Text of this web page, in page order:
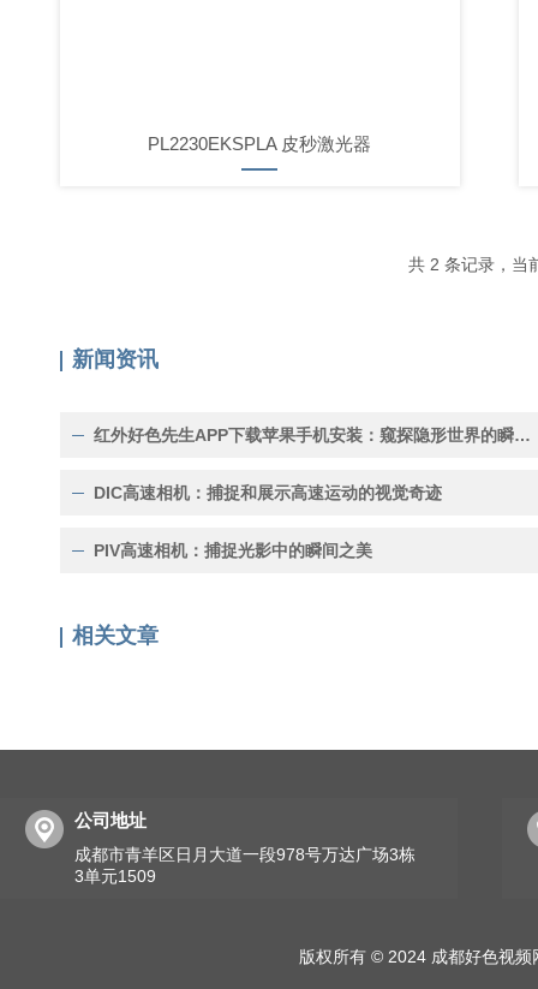
PL2230EKSPLA 皮秒激光器
共 2 条记录
新闻资讯
红外好色先生APP下载苹果手机安装：窥探隐形世界的瞬间捕捉者
DIC高速相机：捕捉和展示高速运动的视觉奇迹
PIV高速相机：捕捉光影中的瞬间之美
相关文章
公司地址
成都市青羊区日月大道一段978号万达广场3栋
3单元1509
版权所有 © 2024 成都好色视